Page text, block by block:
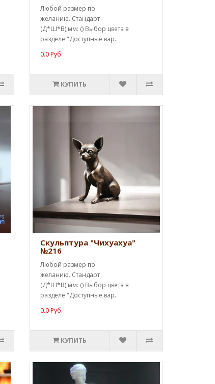
Любой размер по
желанию. Стандарт
(Д*Ш*В),мм: () Выбор цвета в
разделе "Доступные вар..
0.0 Руб.
КУПИТЬ
Скульптура "Чихуахуа"
№216
Любой размер по
желанию. Стандарт
(Д*Ш*В),мм: () Выбор цвета в
разделе "Доступные вар..
0.0 Руб.
КУПИТЬ